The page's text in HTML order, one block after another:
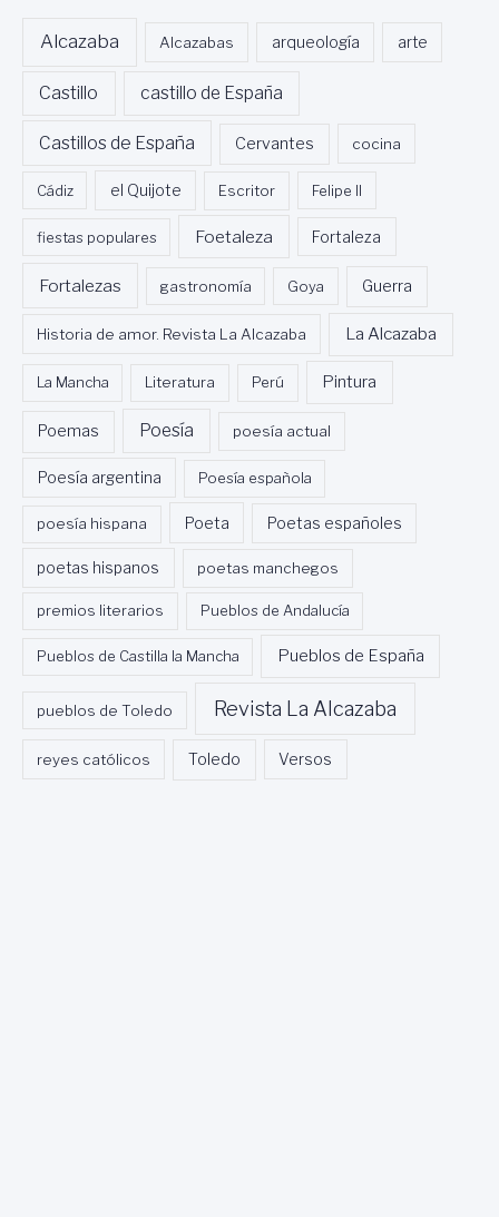
Alcazaba Alcazabas arqueología arte
Castillo castillo de España
Castillos de España Cervantes cocina
Cádiz el Quijote Escritor Felipe II
fiestas populares Foetaleza Fortaleza
Fortalezas gastronomía Goya Guerra
Historia de amor. Revista La Alcazaba La Alcazaba
La Mancha Literatura Perú Pintura
Poemas Poesía poesía actual
Poesía argentina Poesía española
poesía hispana Poeta Poetas españoles
poetas hispanos poetas manchegos
premios literarios Pueblos de Andalucía
Pueblos de Castilla la Mancha Pueblos de España
pueblos de Toledo Revista La Alcazaba
reyes católicos Toledo Versos